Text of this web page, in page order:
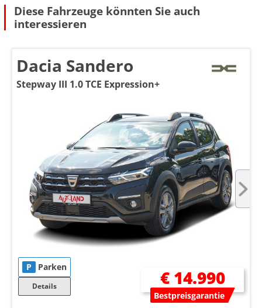
Diese Fahrzeuge könnten Sie auch
interessieren
Dacia Sandero
Stepway III 1.0 TCE Expression+
P Parken
Details € 14.990
Bestpreisgarantie